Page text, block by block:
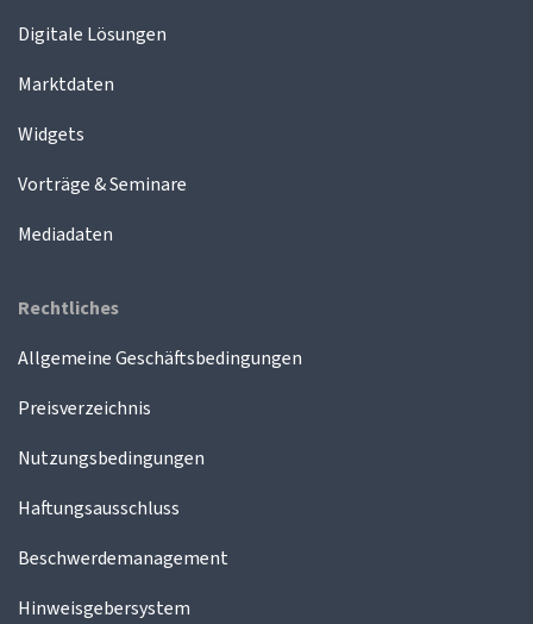
Digitale Lösungen
Marktdaten
Widgets
Vorträge & Seminare
Mediadaten
Rechtliches
Allgemeine Geschäftsbedingungen
Preisverzeichnis
Nutzungsbedingungen
Haftungsausschluss
Beschwerdemanagement
Hinweisgebersystem